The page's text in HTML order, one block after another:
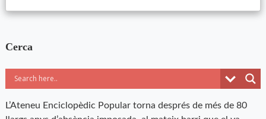
Cerca
L’Ateneu Enciclopèdic Popular torna després de més de 80